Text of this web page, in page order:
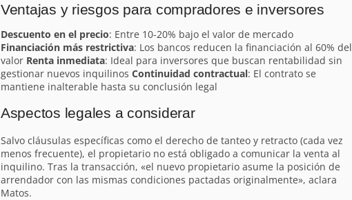
Ventajas y riesgos para compradores e inversores
Descuento en el precio: Entre 10-20% bajo el valor de mercado
Financiación más restrictiva: Los bancos reducen la financiación al 60% del
valor Renta inmediata: Ideal para inversores que buscan rentabilidad sin
gestionar nuevos inquilinos Continuidad contractual: El contrato se
mantiene inalterable hasta su conclusión legal
Aspectos legales a considerar
Salvo cláusulas específicas como el derecho de tanteo y retracto (cada vez
menos frecuente), el propietario no está obligado a comunicar la venta al
inquilino. Tras la transacción, «el nuevo propietario asume la posición de
arrendador con las mismas condiciones pactadas originalmente», aclara
Matos.